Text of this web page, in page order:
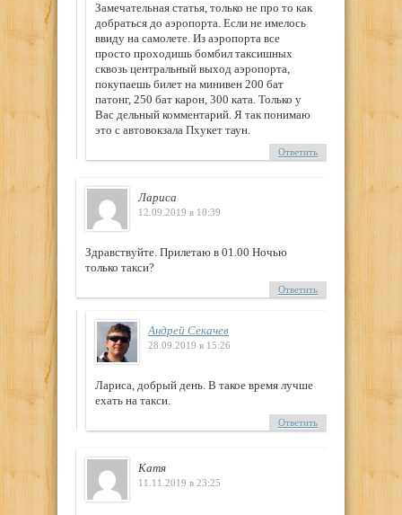
Замечательная статья, только не про то как
добраться до аэропорта. Если не имелось
ввиду на самолете. Из аэропорта все
просто проходишь бомбил таксишных
сквозь центральный выход аэропорта,
покупаешь билет на минивен 200 бат
патонг, 250 бат карон, 300 ката. Только у
Вас дельный комментарий. Я так понимаю
это с автовокзала Пхукет таун.
Ответить
Лариса
12.09.2019 в 10:39
Здравствуйте. Прилетаю в 01.00 Ночью
только такси?
Ответить
Андрей Секачев
28.09.2019 в 15:26
Лариса, добрый день. В такое время лучше
ехать на такси.
Ответить
Катя
11.11.2019 в 23:25